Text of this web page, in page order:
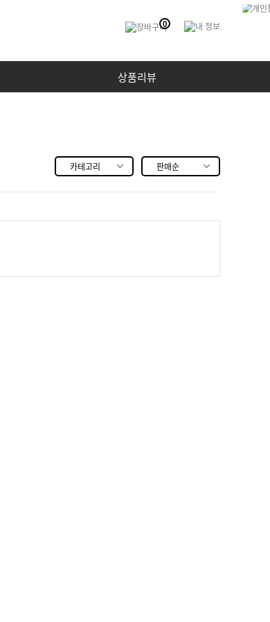
0
상품리뷰
카테고리 판매순